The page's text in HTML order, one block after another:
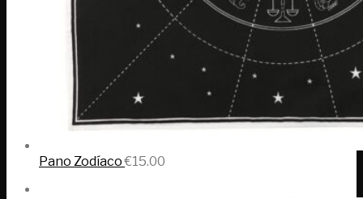
Pano Zodíaco €15.00